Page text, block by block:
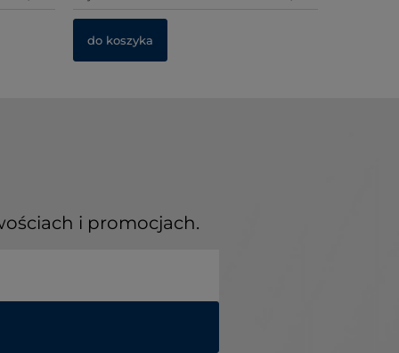
do koszyka
i promocjach.